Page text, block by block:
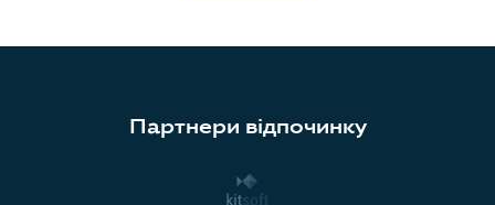
Партнери відпочинку